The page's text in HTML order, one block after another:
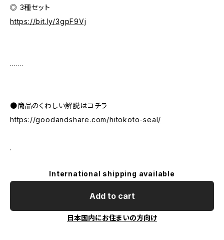
◎ 3種セット
https://bit.ly/3gpF9Vj
.......
●商品のくわしい解説はコチラ
https://goodandshare.com/hitokoto-seal/
.
International shipping available
Add to cart
日本国内にお住まいの方向け